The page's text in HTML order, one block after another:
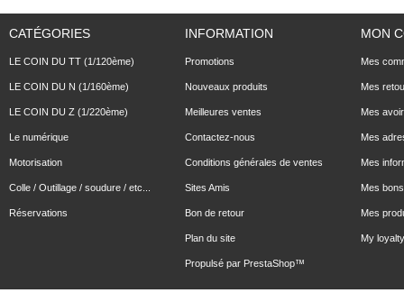
CATÉGORIES
LE COIN DU TT (1/120ème)
LE COIN DU N (1/160ème)
LE COIN DU Z (1/220ème)
Le numérique
Motorisation
Colle / Outillage / soudure / etc...
Réservations
INFORMATION
Promotions
Nouveaux produits
Meilleures ventes
Contactez-nous
Conditions générales de ventes
Sites Amis
Bon de retour
Plan du site
Propulsé par PrestaShop™
MON
Mes
Mes
Mes
Mes
Mes
Mes
Mes
My